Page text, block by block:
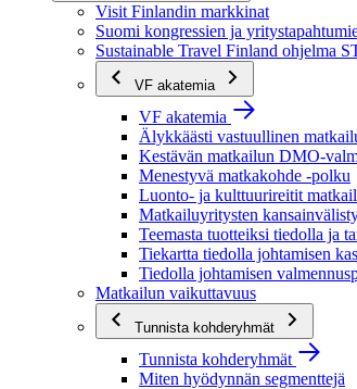
Visit Finlandin markkinat
Suomi kongressien ja
Sustainable Travel Finland ohjelma
VF akatemia
VF akatemia
Älykkäästi vastuullinen
Kestävän matkailun DMO-
Menestyvä matkakohde -polku
Luonto- ja kulttuurireitit
Matkailuyritysten
Teemasta tuotteiksi tiedolla ja
Tiekartta tiedolla johtamisen
Tiedolla johtamisen
Matkailun vaikuttavuus
Tunnista kohderyhmät
Tunnista kohderyhmät
Miten hyödynnän segmenttejä